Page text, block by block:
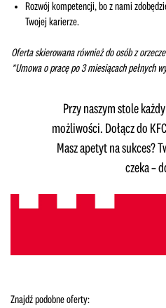
Rozwój kompetencji, bo z nami
Twojej karierze.
Oferta skierowana również do osób z
*Umowa o pracę po 3 miesiącach pełnych
Przy naszym stole
możliwości. Dołącz do
Masz apetyt na sukces?
czeka –
Znajdź podobne oferty: